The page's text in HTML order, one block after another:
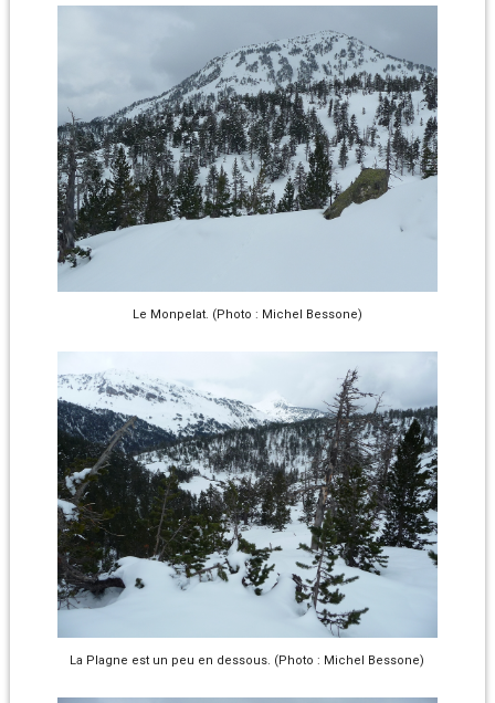
Le Monpelat. (Photo : Michel Bessone)
La Plagne est un peu en dessous. (Photo : Michel Bessone)